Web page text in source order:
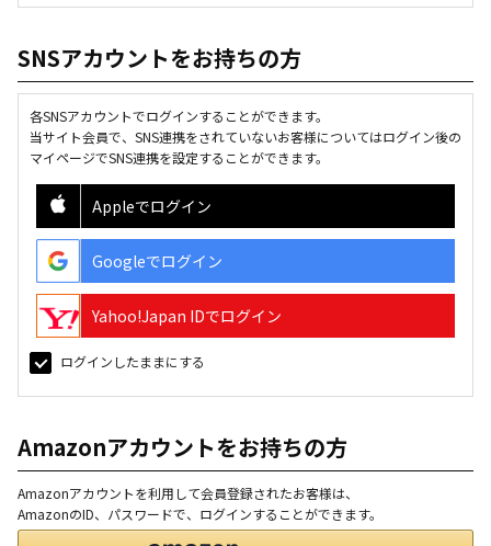
SNSアカウントをお持ちの方
各SNSアカウントでログインすることができます。
当サイト会員で、SNS連携をされていないお客様についてはログイン後の
マイページでSNS連携を設定することができます。
Appleでログイン
Googleでログイン
Yahoo!Japan IDでログイン
ログインしたままにする
Amazonアカウントをお持ちの方
Amazonアカウントを利用して会員登録されたお客様は、
AmazonのID、パスワードで、ログインすることができます。